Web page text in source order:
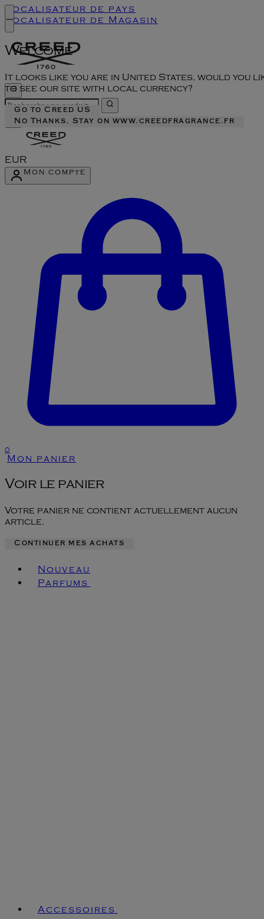
Welcome
It looks like you are in United States, would you
to see our site with local currency?
Go to Creed US
No Thanks, Stay on www.creedfragrance.fr
Localisateur de pays
Localisateur de Magasin
EUR
Mon compte
0
Mon panier
Voir le panier
Votre panier ne contient actuellement aucun
article.
Continuer mes achats
Nouveau
Parfums
Accessoires